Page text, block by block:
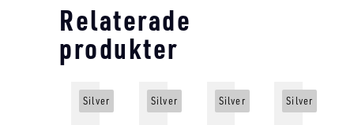
Relaterade
produkter
Silver Silver Silver Silver